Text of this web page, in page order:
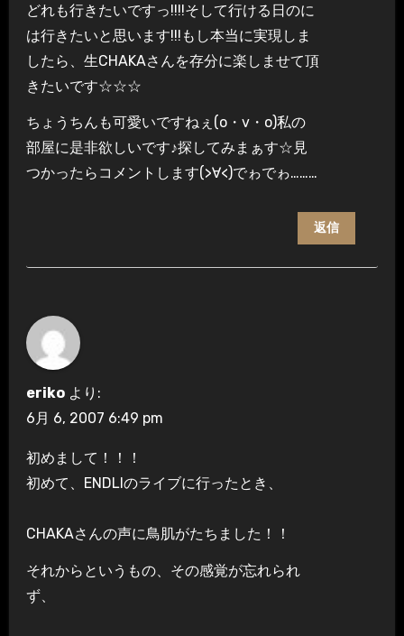
どれも行きたいですっ!!!!そして行ける日のに
は行きたいと思います!!!もし本当に実現しま
したら、生CHAKAさんを存分に楽しませて頂
きたいです☆☆☆
ちょうちんも可愛いですねぇ(o・v・o)私の
部屋に是非欲しいです♪探してみまぁす☆見
つかったらコメントします(>∀<)でゎでゎ………
返信
eriko より:
6月 6, 2007 6:49 pm
初めまして！！！
初めて、ENDLIのライブに行ったとき、
CHAKAさんの声に鳥肌がたちました！！
それからというもの、その感覚が忘れられ
ず、